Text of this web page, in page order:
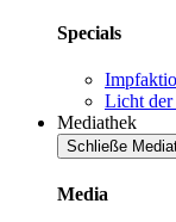
Specials
Licht
Mediathek
Schließe
Media